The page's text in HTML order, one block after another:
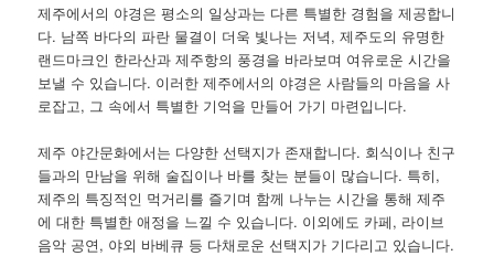
제주에서의 야경은 평소의 일상과는 다른 특별한 경험을 제공합니
다. 남쪽 바다의 파란 물결이 더욱 빛나는 저녁, 제주도의 유명한
랜드마크인 한라산과 제주항의 풍경을 바라보며 여유로운 시간을
보낼 수 있습니다. 이러한 제주에서의 야경은 사람들의 마음을 사
로잡고, 그 속에서 특별한 기억을 만들어 가기 마련입니다.
제주 야간문화에서는 다양한 선택지가 존재합니다. 회식이나 친구
들과의 만남을 위해 술집이나 바를 찾는 분들이 많습니다. 특히,
제주의 특징적인 먹거리를 즐기며 함께 나누는 시간을 통해 제주
에 대한 특별한 애정을 느낄 수 있습니다. 이외에도 카페, 라이브
음악 공연, 야외 바베큐 등 다채로운 선택지가 기다리고 있습니다.